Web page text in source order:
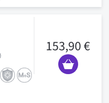
153,90 €